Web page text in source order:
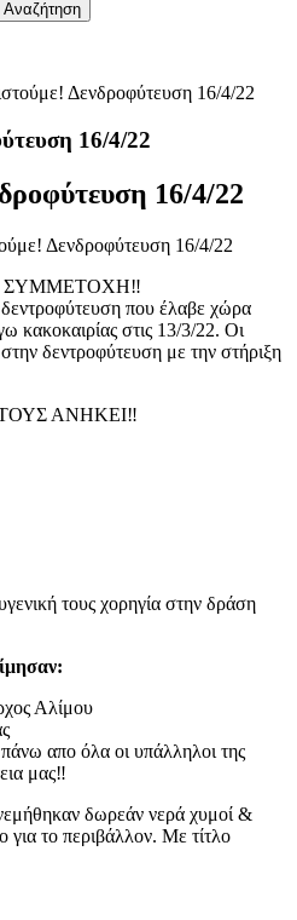
Αναζήτηση
Δενδροφύτευση 16/4/22
16/4/22
16/4/22
ΣΥΜΜΕΤΟΧΗ‼️
που έλαβε χώρα
κακοκαιρίας στις 13/3/22. Οι
δεντροφύτευση με την στήριξη
ΑΝΗΚΕΙ‼️
τους χορηγία στην δράση
Αλίμου
απο όλα οι υπάλληλοι της
μας‼️
δωρεάν νερά χυμοί &
για το περιβάλλον. Με τίτλο